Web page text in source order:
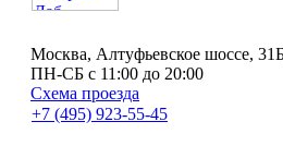
Москва, Алтуфьевское шоссе,
ПН-СБ с 11:00 до 20:00
Схема проезда
+7 (495) 923-55-45